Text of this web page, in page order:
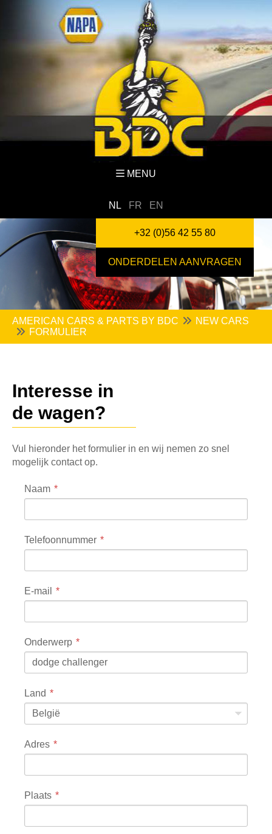
MENU
NL FR EN
+32 (0)56 42 55 80
ONDERDELEN AANVRAGEN
AMERICAN CARS & PARTS BY BDC
NEW CARS
FORMULIER
Interesse in
de wagen?
Vul hieronder het formulier in en wij nemen zo snel
mogelijk contact op.
Naam
Telefoonnummer
E-mail
Onderwerp
Land
België
Adres
Plaats